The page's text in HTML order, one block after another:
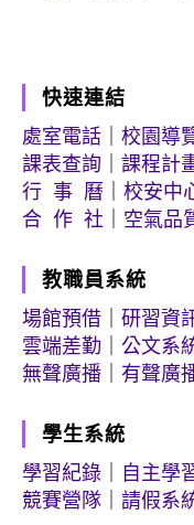
快速連結
處室電話
校園導
課表查詢
課程計
行 事 曆
校安中
合 作 社
空氣品
教職員系統
場館預借
研習資
雲端差勤
公文系
無聲廣播
有聲廣
學生系統
學習紀錄
自主學
競賽營隊
請假系